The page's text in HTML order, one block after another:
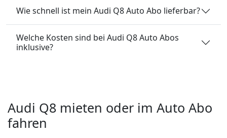
Wie schnell ist mein Audi Q8 Auto Abo lieferbar?
Welche Kosten sind bei Audi Q8 Auto Abos
inklusive?
Audi Q8 mieten oder im Auto Abo
fahren